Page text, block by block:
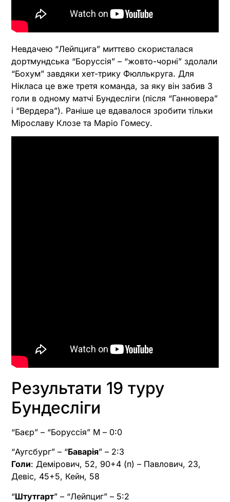
Невдачею “Лейпцига” миттєво скористалася
дортмундська “Боруссія” – “жовто-чорні” здолали
“Бохум” завдяки хет-трику Фюллькруга. Для
Нікласа це вже третя команда, за яку він забив 3
голи в одному матчі Бундесліги (після “Ганновера”
і “Вердера”). Раніше це вдавалося зробити тільки
Мірославу Клозе та Маріо Гомесу.
Результати 19 туру
Бундесліги
“Баєр” – “Боруссія” М – 0:0
“Аугсбург” – “Баварія” – 2:3
Голи: Демірович, 52, 90+4 (п) – Павлович, 23,
Девіс, 45+5, Кейн, 58
“Штутгарт” – “Лейпциг” – 5:2